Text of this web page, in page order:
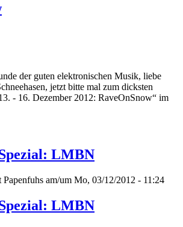
der guten elektronischen Musik, liebe
jetzt bitte mal zum dicksten
- 16. Dezember 2012: RaveOnSnow“ im
LMBN
Papenfuhs am/um Mo, 03/12/2012 - 11:24
LMBN